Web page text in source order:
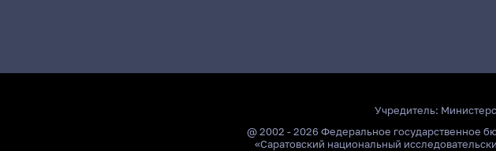
Учредитель:
@ 2002 - 2026 Федеральное государственное
«Саратовский национальный